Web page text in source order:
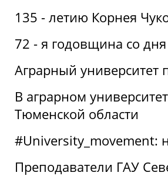
135 - летию Корнея
72 - я годовщина со
Аграрный университет
В аграрном
Тюменской области
#University_movement:
Преподаватели ГАУ